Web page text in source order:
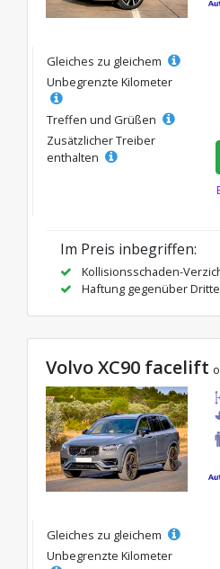
Gleiches zu gleichem
Unbegrenzte Kilometer
Treffen und Grüßen
Zusätzlicher Treiber
enthalten
Im Preis inbegriffen:
Kollisionsschaden-
Haftung gegenüber
Volvo XC90 facelift
Gleiches zu gleichem
Unbegrenzte Kilometer